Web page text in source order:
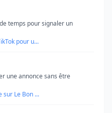
temps pour signaler un
pour u...
une annonce sans être
Le Bon ...